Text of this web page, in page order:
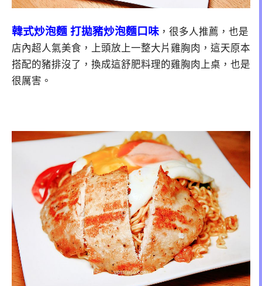
韓式炒泡麵 打拋豬炒泡麵口味 ，很多人推薦，也是
店內超人氣美食，上頭放上一整大片雞胸肉，這天原本
搭配的豬排沒了，換成這舒肥料理的雞胸肉上桌，也是
很厲害。